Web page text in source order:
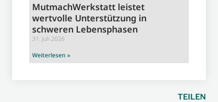
MutmachWerkstatt leistet
wertvolle Unterstützung in
schweren Lebensphasen
31. Juli 2026
Weiterlesen »
TEILEN